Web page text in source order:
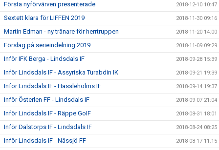
Första nyförvärven presenterade 2018-12-10 10:47
Sextett klara för LIFFEN 2019 2018-11-30 09:16
Martin Edman - ny tränare för herrtruppen 2018-11-20 14:00
Förslag på serieindelning 2019 2018-11-09 09:29
Inför IFK Berga - Lindsdals IF 2018-09-28 15:39
Inför Lindsdals IF - Assyriska Turabdin IK 2018-09-21 19:39
Inför Lindsdals IF - Hässleholms IF 2018-09-14 19:37
Inför Österlen FF - Lindsdals IF 2018-09-07 21:04
Inför Lindsdals IF - Räppe GoIF 2018-08-31 18:01
Inför Dalstorps IF - Lindsdals IF 2018-08-24 08:25
Inför Lindsdals IF - Nässjö FF 2018-08-17 11:15